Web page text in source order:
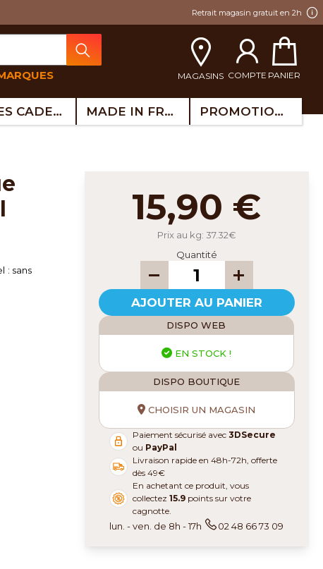
Retrait magasin gratuit en 2h
MAGASINS COMPTE PANIER
IDÉES CADEAUX MADE IN FRANCE PROMOTIONS
: sans
15,90 €
Prix au kg: 37.32€
Quantité
AJOUTER AU PANIER
DISPO WEB
EN STOCK !
DISPO BOUTIQUE
CHOISIR UN MAGASIN
Paiement sécurisé avec3DSecure
ou PayPal
Livraison rapide en 48h-72h, offerte
dès 49€
En achetant ce produit, vous
collectez15.9 points sur votre
cagnotte.
lun. - ven. de 8h - 17h 02 48 66 73 09